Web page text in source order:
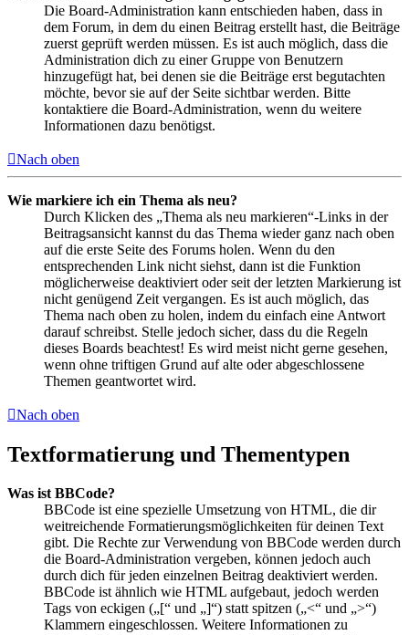
Die Board-Administration kann entschieden haben, dass in
dem Forum, in dem du einen Beitrag erstellt hast, die Beiträge
zuerst geprüft werden müssen. Es ist auch möglich, dass die
Administration dich zu einer Gruppe von Benutzern
hinzugefügt hat, bei denen sie die Beiträge erst begutachten
möchte, bevor sie auf der Seite sichtbar werden. Bitte
kontaktiere die Board-Administration, wenn du weitere
Informationen dazu benötigst.
Nach oben
Wie markiere ich ein Thema als neu?
Durch Klicken des „Thema als neu markieren“-Links in der
Beitragsansicht kannst du das Thema wieder ganz nach oben
auf die erste Seite des Forums holen. Wenn du den
entsprechenden Link nicht siehst, dann ist die Funktion
möglicherweise deaktiviert oder seit der letzten Markierung ist
nicht genügend Zeit vergangen. Es ist auch möglich, das
Thema nach oben zu holen, indem du einfach eine Antwort
darauf schreibst. Stelle jedoch sicher, dass du die Regeln
dieses Boards beachtest! Es wird meist nicht gerne gesehen,
wenn ohne triftigen Grund auf alte oder abgeschlossene
Themen geantwortet wird.
Nach oben
Textformatierung und Thementypen
Was ist BBCode?
BBCode ist eine spezielle Umsetzung von HTML, die dir
weitreichende Formatierungsmöglichkeiten für deinen Text
gibt. Die Rechte zur Verwendung von BBCode werden durch
die Board-Administration vergeben, können jedoch auch
durch dich für jeden einzelnen Beitrag deaktiviert werden.
BBCode ist ähnlich wie HTML aufgebaut, jedoch werden
Tags von eckigen („[“ und „]“) statt spitzen („<“ und „>“)
Klammern eingeschlossen. Weitere Informationen zu